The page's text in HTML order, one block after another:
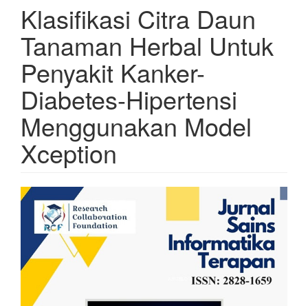
Klasifikasi Citra Daun
Tanaman Herbal Untuk
Penyakit Kanker-
Diabetes-Hipertensi
Menggunakan Model
Xception
Article
Sidebar